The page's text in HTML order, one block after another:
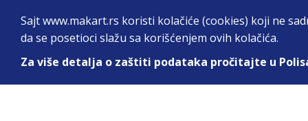
Sajt www.makart.rs koristi kolačiće (cookies) koji ne
da se posetioci slažu sa korišćenjem ovih kolačića.
Za više detalja o zaštiti podataka pročitajte u